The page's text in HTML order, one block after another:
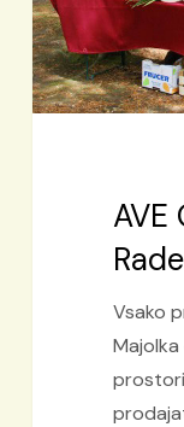
Vsako
Majolka